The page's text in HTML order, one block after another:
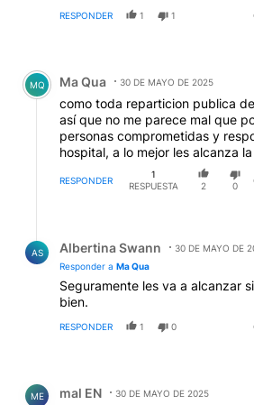
RESPONDER 1 1
Comentario de Ma Qua.
MQ Ma Qua 30 DE MAYO DE 2025
como toda reparticion publica
así que no me parece mal que
personas comprometidas y
hospital, a lo mejor les alcanza
RESPONDER
1
RESPUESTA
2 0
AS Albertina Swann
30 DE MAYO DE
Responder a Ma Qua
Seguramente les va a alcanzar
bien.
RESPONDER 1 0
ME mal EN 30 DE MAYO DE 2025